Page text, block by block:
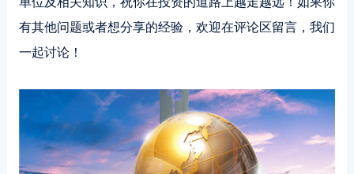
有其他问题或者想分享的经验，欢迎在评论区留言，我们
一起讨论！